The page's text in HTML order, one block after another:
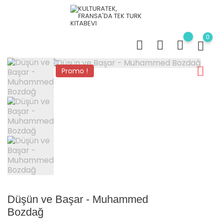
0
Promo !
Düşün ve Başar - Muhammed
Bozdağ